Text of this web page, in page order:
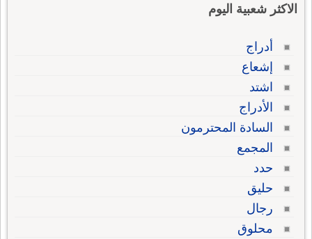
الاكثر شعبية اليوم
أدراج
إشعاع
اشتد
الأدراج
السادة المحترمون
المجمع
حدد
حليق
رجال
محلوق